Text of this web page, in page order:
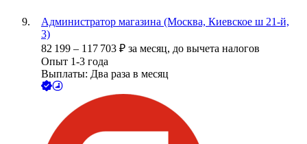
Администратор магазина (Москва, Киевское ш 21-й,
3)
82 199 – 117 703 ₽ за месяц, до вычета налогов
Опыт 1-3 года
Выплаты: Два раза в месяц